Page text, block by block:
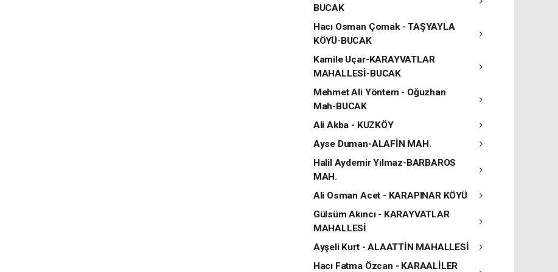
BUCAK
Hacı Osman Çomak - TAŞYAYLA
KÖYÜ-BUCAK
Kamile Uçar-KARAYVATLAR
MAHALLESİ-BUCAK
Mehmet Ali Yöntem - Oğuzhan
Mah-BUCAK
Ali Akba - KUZKÖY
Ayse Duman-ALAFİN MAH.
Halil Aydemir Yılmaz-BARBAROS
MAH.
Ali Osman Acet - KARAPINAR KÖYÜ
Gülsüm Akıncı - KARAYVATLAR
MAHALLESİ
Ayşeli Kurt - ALAATTİN MAHALLESİ
Hacı Fatma Özcan - KARAALİLER